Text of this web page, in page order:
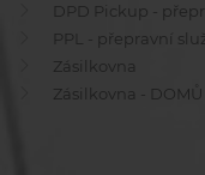
DPD Pickup -
PPL - přepravní
Zásilkovna
Zásilkovna - DOMŮ